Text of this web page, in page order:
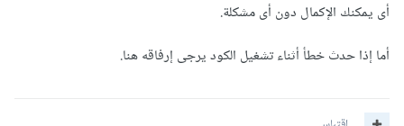
أى يمكنك الإكمال دون أى مشكلة.
أما إذا حدث خطأ أثناء تشغيل الكود يرجى إرفاقه هنا.